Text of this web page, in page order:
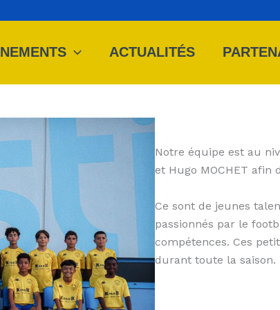
ACTUALITÉS
Notre équipe est au
et Hugo MOCHET afin
Ce sont de jeunes
passionnés par le
compétences. Ces
durant toute la saison.